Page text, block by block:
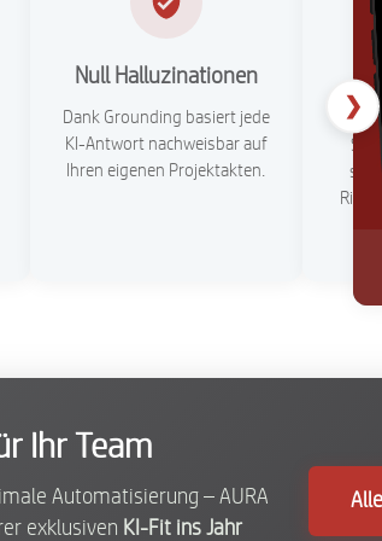
Null Halluzinationen
Dank Grounding basiert jede
KI-Antwort nachweisbar auf
Ihren eigenen Projektakten.
❯
Ihr Team
Automatisierung – AURA
exklusiven KI-Fit ins Jahr